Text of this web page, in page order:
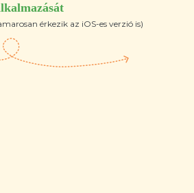
érkezik az iOS-es verzió is)